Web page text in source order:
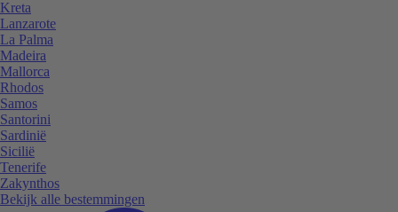
Kreta
Lanzarote
La Palma
Madeira
Mallorca
Rhodos
Samos
Santorini
Sardinië
Sicilië
Tenerife
Zakynthos
Bekijk alle bestemmingen